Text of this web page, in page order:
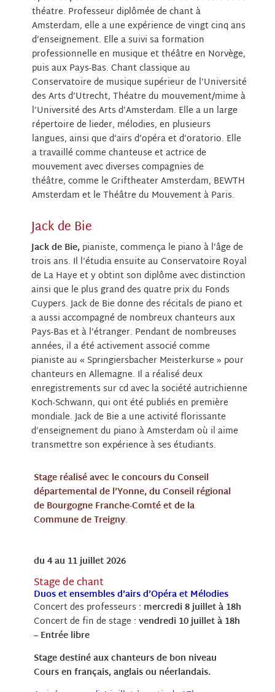
théatre. Professeur diplômée de chant à
Amsterdam, elle a une expérience de vingt cinq ans
d’enseignement. Elle a suivi sa formation
professionnelle en musique et théâtre en Norvège,
puis aux Pays-Bas. Chant classique au
Conservatoire de musique supérieur de l’Université
des Arts d’Utrecht, Théatre du mouvement/mime à
l’Université des Arts d’Amsterdam. Elle a un large
répertoire de lieder, mélodies, en plusieurs
langues, ainsi que d’airs d’opéra et d’oratorio. Elle
a travaillé comme chanteuse et actrice de
mouvement avec diverses compagnies de
théâtre, comme le Griftheater Amsterdam, BEWTH
Amsterdam et le Théâtre du Mouvement à Paris.
Jack de Bie
Jack de Bie, pianiste, commença le piano à l’âge de
trois ans. Il l’étudia ensuite au Conservatoire Royal
de La Haye et y obtint son diplôme avec distinction
ainsi que le plus grand des quatre prix du Fonds
Cuypers. Jack de Bie donne des récitals de piano et
a aussi accompagné de nombreux chanteurs aux
Pays-Bas et à l’étranger. Pendant de nombreuses
années, il a été activement associé comme
pianiste au « Springiersbacher Meisterkurse » pour
chanteurs en Allemagne. Il a réalisé deux
enregistrements sur cd avec la société autrichienne
Koch-Schwann, qui ont été publiés en première
mondiale. Jack de Bie a une activité florissante
d’enseignement du piano à Amsterdam où il aime
transmettre son expérience à ses étudiants.
Stage réalisé avec le concours du Conseil
départemental de l’Yonne, du Conseil régional
de Bourgogne Franche-Comté et de la
Commune de Treigny.
du 4 au 11 juillet 2026
Stage de chant
Duos et ensembles d’airs d’Opéra et Mélodies
Concert des professeurs : mercredi 8 juillet à 18h
Concert de fin de stage : vendredi 10 juillet à 18h
– Entrée libre
Stage destiné aux chanteurs de bon niveau
Cours en français, anglais ou néerlandais.